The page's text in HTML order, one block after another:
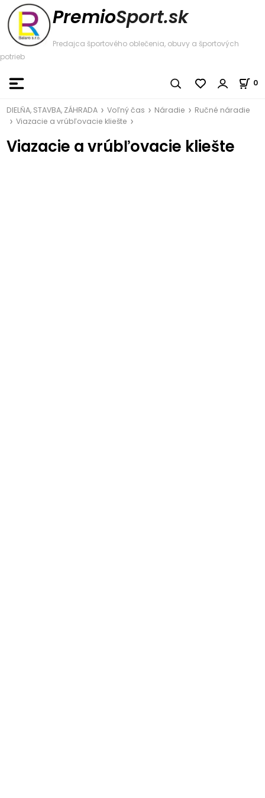
PremioSport.sk
Predajca športového oblečenia, obuvy a športových
potrieb
0
DIELŇA, STAVBA, ZÁHRADA Voľný čas Náradie
Ručné náradie
Viazacie a vrúbľovacie kliešte
Viazacie a vrúbľovacie kliešte